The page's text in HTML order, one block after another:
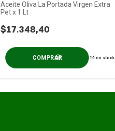
Aceite Oliva La Portada Virgen Extra
Pet x 1 Lt
$17.348,40
14en stock